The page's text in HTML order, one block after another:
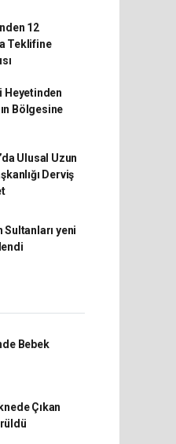
12
Teklifine
Heyetinden
Bölgesine
Ulusal Uzun
Derviş
Sultanları yeni
Bebek
Çıkan